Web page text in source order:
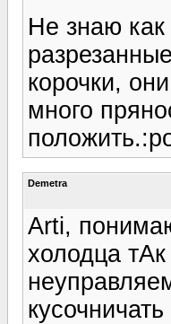
Не знаю
корочки,
много
Demetra
Arti,
холодца